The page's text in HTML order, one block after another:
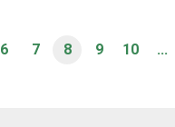
6 7 8 9 10 ...